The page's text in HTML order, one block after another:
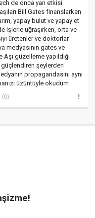
de onca yan etkisi
Bill Gates finanslarken
yapay bulut ve yapay et
işlerle uğraşırken, orta ve
üretenler ve doktorlar
medyasının gates ve
Aşı güzelleme yapıldığı
güçlendiren şeylerden
propagandasını aynı
üzüntüyle okudum
(0)